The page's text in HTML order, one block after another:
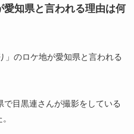
愛知県と言われる理由は何
」のロケ地が愛知県と言われる
目黒連さんが撮影をしている